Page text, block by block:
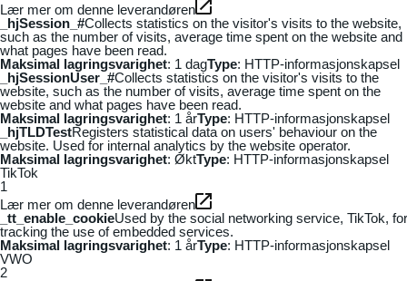
Lær mer om denne leverandøren
_hjSession_#Collects statistics on the visitor's visits to the website,
such as the number of visits, average time spent on the website and
what pages have been read.
Maksimal lagringsvarighet: 1 dagType: HTTP-informasjonskapsel
_hjSessionUser_#Collects statistics on the visitor's visits to the
website, such as the number of visits, average time spent on the
website and what pages have been read.
Maksimal lagringsvarighet: 1 årType: HTTP-informasjonskapsel
_hjTLDTestRegisters statistical data on users' behaviour on the
website. Used for internal analytics by the website operator.
Maksimal lagringsvarighet: ØktType: HTTP-informasjonskapsel
TikTok
1
Lær mer om denne leverandøren
_tt_enable_cookieUsed by the social networking service, TikTok, for
tracking the use of embedded services.
Maksimal lagringsvarighet: 1 årType: HTTP-informasjonskapsel
VWO
2